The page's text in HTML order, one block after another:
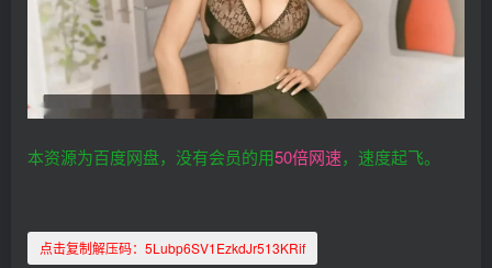
本资源为百度网盘，没有会员的用50倍网速，速度起飞。
点击复制解压码： 5Lubp6SV1EzkdJr513KRif